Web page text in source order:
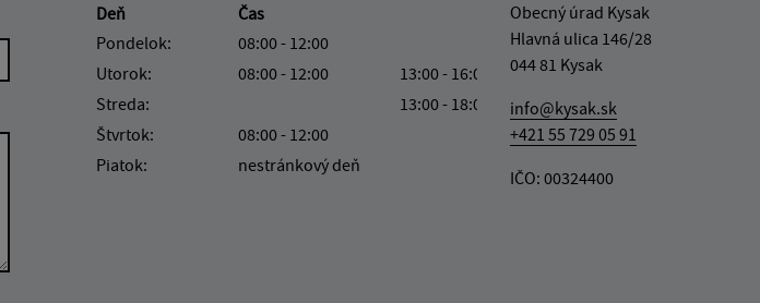
Deň
Čas
Pondelok:
08:00 - 12:00
Utorok:
08:00 - 12:00
13:00 - 16:00
Streda:
13:00 - 18:00
Štvrtok:
08:00 - 12:00
Piatok:
nestránkový deň
Obecný úrad Kysak
Hlavná ulica 146/28
044 81 Kysak
info@kysak.sk
+421 55 729 05 91
IČO: 00324400